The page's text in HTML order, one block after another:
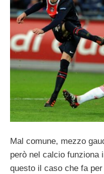
Mal comune, mezzo
però nel calcio funziona
questo il caso che fa